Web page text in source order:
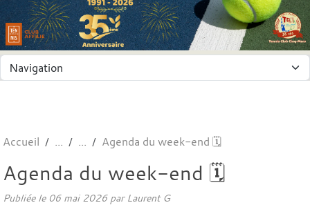
Accueil Agenda du week-end 🗓️
Agenda du week-end 🗓️
Publiée le 06 mai 2026par Laurent G
Panneau de gestion des cookies